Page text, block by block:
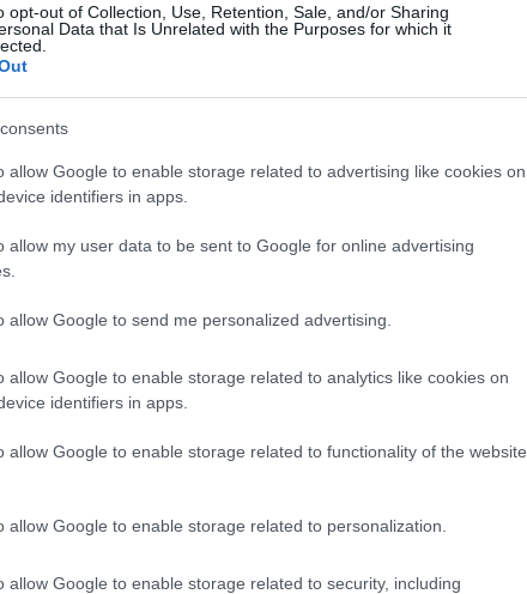
opt-out of Collection, Use, Retention, Sale, and/or Sharing
Data that Is Unrelated with the Purposes for which it
allow Google to enable storage related to advertising like cookies on
identifiers in apps.
allow my user data to be sent to Google for online advertising
allow Google to send me personalized advertising.
allow Google to enable storage related to analytics like cookies on
identifiers in apps.
allow Google to enable storage related to functionality of the website
allow Google to enable storage related to personalization.
allow Google to enable storage related to security, including
è il
una bellissima vista sulla bella cittadina
mette in collegamento la Città Vecchia
mete turistiche dove potrete trovare
dal quale, al tramonto del sole, potrete
di Praga.